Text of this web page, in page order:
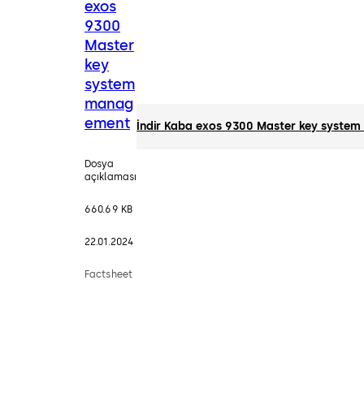
exos
9300
Master
key
system
manag
ement
Dosya
açıklaması
660.69 KB
22.01.2024
Factsheet
İndir Kaba exos 9300 Master key